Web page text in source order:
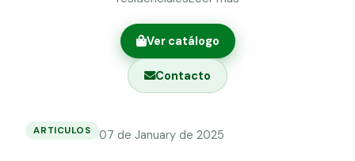
Malla ocultación 70 g/m² verde
Abrazadera PVC malla H.
Grapa malla H.
Grapas a-18
Ver catálogo
Contacto
ARTICULOS 07 de January de 2025